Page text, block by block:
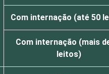
Com internação (até 50
Com internação (mais
leitos)